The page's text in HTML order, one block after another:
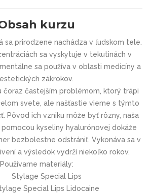
kurzu
sa prirodzene nachádza v ľudskom tele.
sa vyskytuje v tekutinách v
sa používa v oblasti medicíny a
estetických zákrokov.
čoraz častejším problémom, ktorý trápi
svete, ale našťastie vieme s týmto
Pôvod ich vzniku môže byť rôzny, naša
kyseliny hyalurónovej dokáže
bezbolestne odstrániť. Vykonáva sa v
a výsledok vydrží niekoľko rokov.
Používame materiály:
Stylage Special Lips
Special Lips Lidocaine